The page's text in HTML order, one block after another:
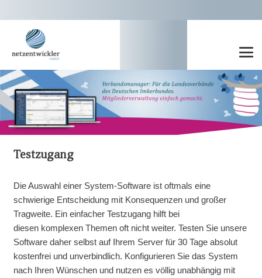
Testzugang
Die Auswahl einer System-Software ist oftmals eine
schwierige Entscheidung mit Konsequenzen und großer
Tragweite. Ein einfacher Testzugang hilft bei
diesen komplexen Themen oft nicht weiter. Testen Sie unsere
Software daher selbst auf Ihrem Server für 30 Tage absolut
kostenfrei und unverbindlich. Konfigurieren Sie das System
nach Ihren Wünschen und nutzen es völlig unabhängig mit